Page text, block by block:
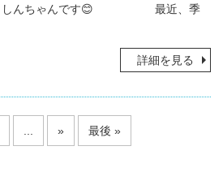
しんちゃんです😊 最近、季
詳細を見る
» 最後 »